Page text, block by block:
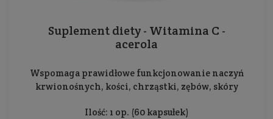
Suplement diety - Witamina C -
acerola
Wspomaga prawidłowe funkcjonowanie naczyń
krwionośnych, kości, chrząstki, zębów, skóry
Ilość: 1 op. (60 kapsułek)